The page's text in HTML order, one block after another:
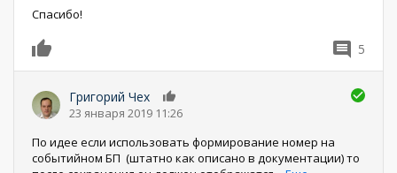
Спасибо!
5
Григорий Чех
23 января 2019 11:26
По идее если использовать формирование номер на
событийном БП (штатно как описано в документации) то